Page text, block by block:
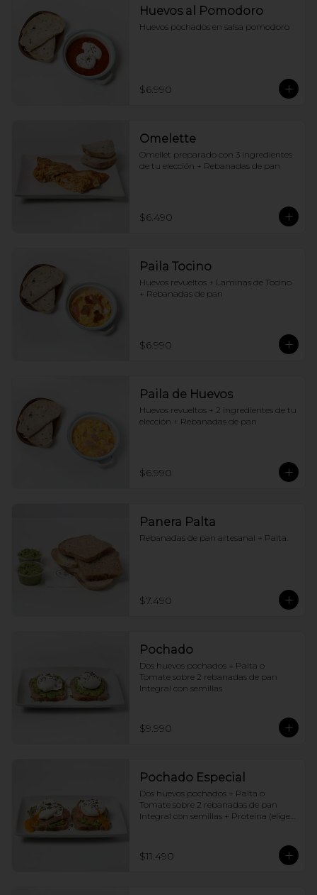
Huevos al Pomodoro
Huevos pochados en salsa pomodoro
$6.990
Omelette
Omellet preparado con 3 ingredientes
de tu elección + Rebanadas de pan
$6.490
Paila Tocino
Huevos revueltos + Laminas de Tocino
+ Rebanadas de pan
$6.990
Paila de Huevos
Huevos revueltos + 2 ingredientes de tu
elección + Rebanadas de pan
$6.990
Panera Palta
Rebanadas de pan artesanal + Palta.
$7.490
Pochado
Dos huevos pochados + Palta o
Tomate sobre 2 rebanadas de pan
Integral con semillas
$9.990
Pochado Especial
Dos huevos pochados + Palta o
Tomate sobre 2 rebanadas de pan
Integral con semillas + Proteina (elige
$11.490